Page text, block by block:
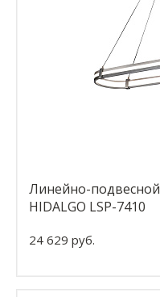
Линейно-
HIDALGO LSP-7410
24 629 руб.